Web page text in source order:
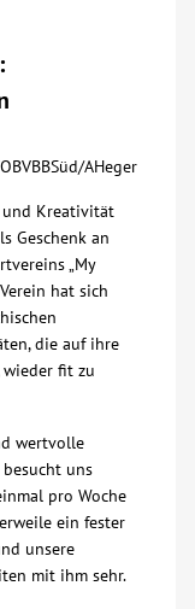
AHeger
und Kreativität
Geschenk an
„My
hat sich
die auf ihre
wieder fit zu
wertvolle
uns
pro Woche
ein fester
unsere
mit ihm sehr.